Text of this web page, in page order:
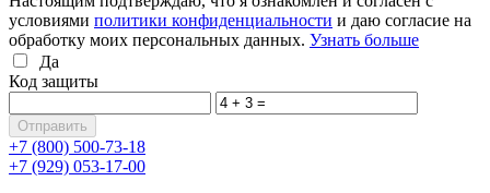
условиями политики конфиденциальности и даю согласие на
обработку моих персональных данных. Узнать больше
Да
Код защиты
+7 (800) 500-73-18
+7 (929) 053-17-00